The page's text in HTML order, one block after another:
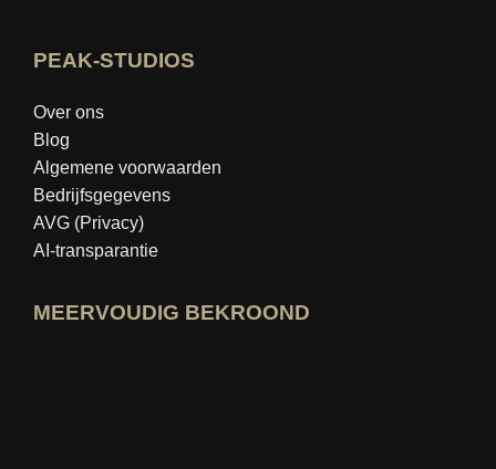
PEAK-STUDIOS
Over ons
Blog
Algemene voorwaarden
Bedrijfsgegevens
AVG (Privacy)
AI-transparantie
MEERVOUDIG BEKROOND